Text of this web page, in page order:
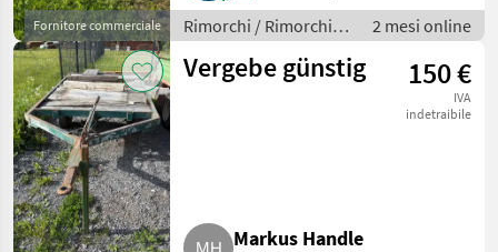
Fornitore commerciale
Rimorchi / Rimorchi
per auto
2 mesi online
Vergebe günstig 150 €
IVA
indetraibile
Markus Handle